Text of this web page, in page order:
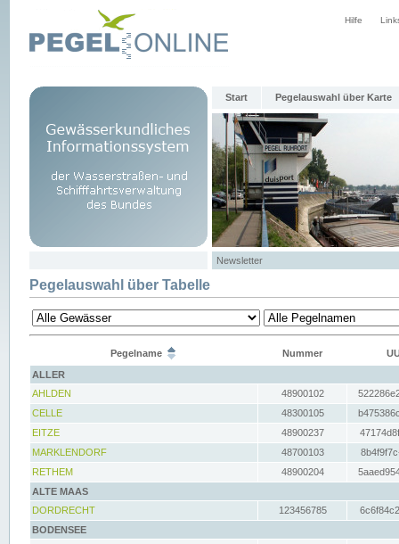
Hilfe
Start Pegelauswahl über Karte
Newsletter
Pegelauswahl über Tabelle
Pegelname Nummer
ALLER
AHLDEN
48900102
CELLE
48300105
EITZE
48900237
MARKLENDORF
48700103
RETHEM
48900204
ALTE MAAS
DORDRECHT
123456785
BODENSEE